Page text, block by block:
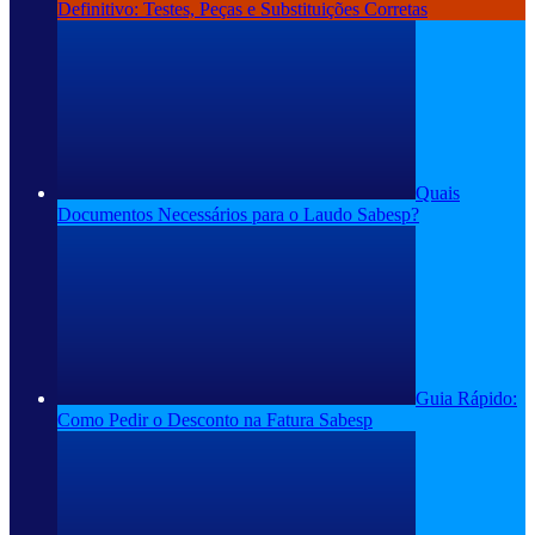
Definitivo: Testes, Peças e Substituições Corretas
Quais
Documentos Necessários para o Laudo Sabesp?
Guia Rápido:
Como Pedir o Desconto na Fatura Sabesp